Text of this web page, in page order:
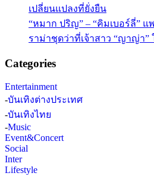
เปลี่ยนแปลงที่ยั่งยืน
“หมาก ปริญ” – “คิมเบอร์ลี่”
ราม่าชุดว่าที่เจ้าสาว “ญาญ่า”
Categories
Entertainment
-บันเทิงต่างประเทศ
-บันเทิงไทย
-Music
Event&Concert
Social
Inter
Lifestyle